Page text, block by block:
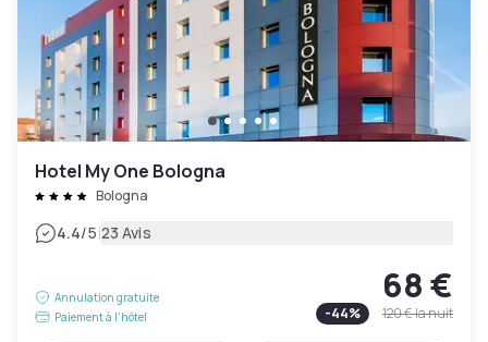
Hotel My One Bologna
Bologna
4.4/5|23 Avis
Annulation gratuite
Paiement à l'hôtel
68 €
-44% 120 €la nuit